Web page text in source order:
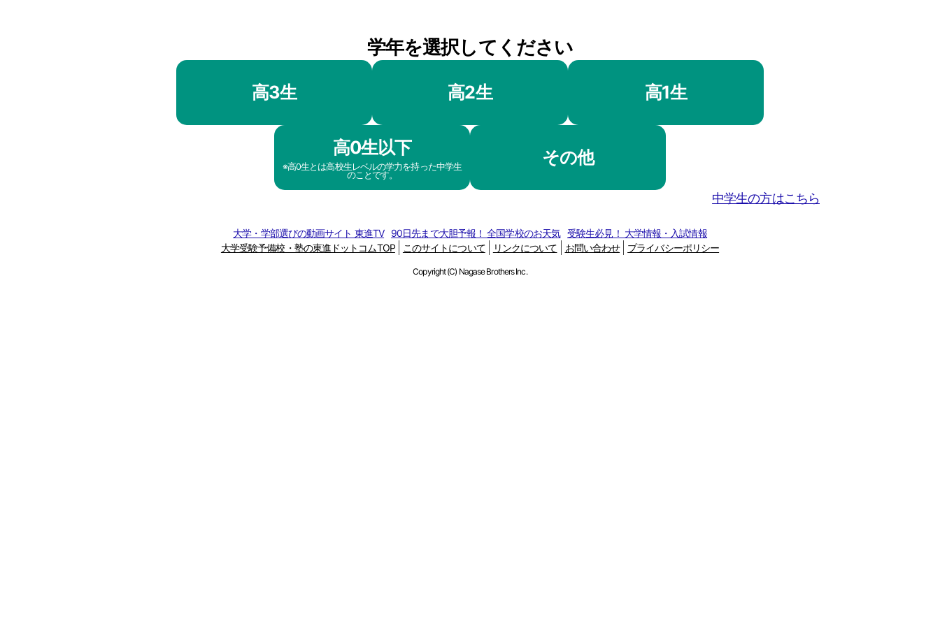
学年を選択してください
高3生 高2生 高1生
高0生以下
※高0生とは高校生レベルの学力を持った中学生
のことです。
その他
中学生の方はこちら
大学・学部選びの動画サイト 東進TV 90日先まで大胆予報！ 全国学校のお天気 受験生必見！ 大学情報・入試情報
大学受験予備校・塾の東進ドットコムTOP
このサイトについて リンクについて お問い合わせ プライバシーポリシー
Copyright (C) Nagase Brothers Inc.